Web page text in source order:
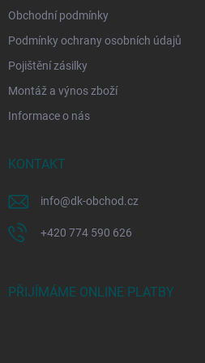
Obchodní podmínky
Podmínky ochrany osobních údajů
Pojištění zásilky
Montáž a výnos zboží
Informace o nás
KONTAKT
info@dk-obchod.cz
+420 774 590 626
PŘIJÍMÁME ONLINE PLATBY